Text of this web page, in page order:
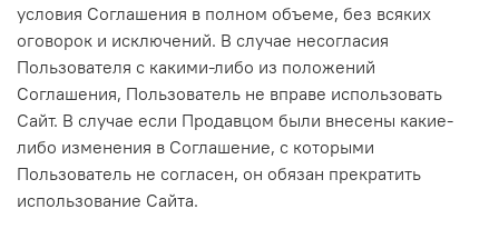
условия Соглашения в полном объеме, без всяких
оговорок и исключений. В случае несогласия
Пользователя с какими-либо из положений
Соглашения, Пользователь не вправе использовать
Сайт. В случае если Продавцом были внесены какие-
либо изменения в Соглашение, с которыми
Пользователь не согласен, он обязан прекратить
использование Сайта.